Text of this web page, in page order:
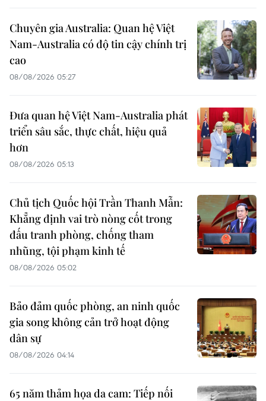
Chuyên gia Australia: Quan hệ Việt
Nam-Australia có độ tin cậy chính trị
cao
08/08/2026 05:27
Đưa quan hệ Việt Nam-Australia phát
triển sâu sắc, thực chất, hiệu quả
hơn
08/08/2026 05:13
Chủ tịch Quốc hội Trần Thanh Mẫn:
Khẳng định vai trò nòng cốt trong
đấu tranh phòng, chống tham
nhũng, tội phạm kinh tế
08/08/2026 05:02
Bảo đảm quốc phòng, an ninh quốc
gia song không cản trở hoạt động
dân sự
08/08/2026 04:14
65 năm thảm họa da cam: Tiếp nối